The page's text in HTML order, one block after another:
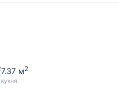
7.37 м2
кухня